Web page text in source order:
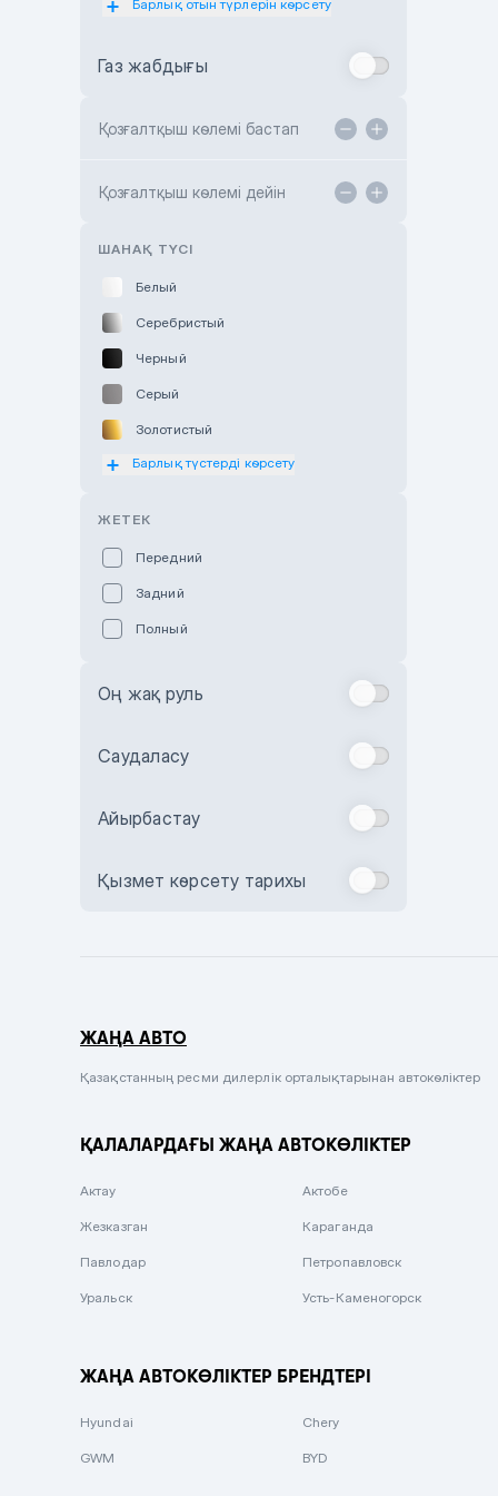
Toyota Astana
TANK Motors Karaganda
Барлық отын түрлерін көрсету
Газ жабдығы
Қозғалтқыш көлемі бастап
Қозғалтқыш көлемі дейін
ШАНАҚ ТҮСІ
Белый
Серебристый
Черный
Серый
Золотистый
Оранжевый
Зеленый
Бежевый
Комбинированный
Сиреневый металлик
Вишневый
Барлық түстерді көрсету
ЖЕТЕК
Передний
Задний
Полный
Оң жақ руль
Саудаласу
Айырбастау
Қызмет көрсету тарихы
ЖАҢА АВТО
Қазақстанның ресми дилерлік орталықтарынан автокөліктер
ҚАЛАЛАРДАҒЫ ЖАҢА АВТОКӨЛІКТЕР
Актау Актобе
Жезказган Караганда
Павлодар Петропавловск
Уральск Усть-Каменогорск
ЖАҢА АВТОКӨЛІКТЕР БРЕНДТЕРІ
Hyundai Chery
GWM BYD